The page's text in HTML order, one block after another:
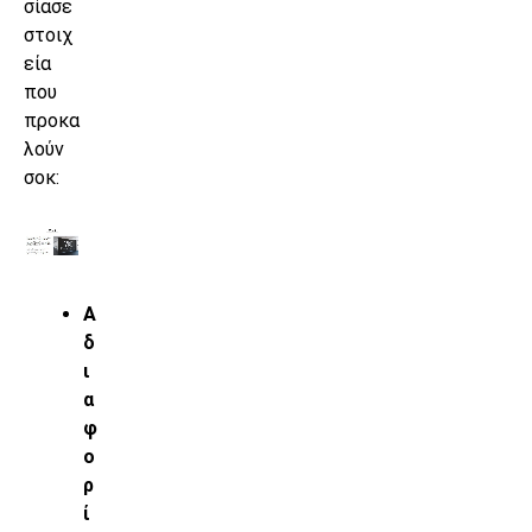
σίασε
στοιχ
εία
που
προκα
λούν
σοκ:
Α
δ
ι
α
φ
ο
ρ
ί